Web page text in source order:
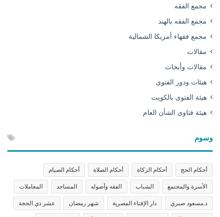
مجمع الفقه
مجمع الفقه بالهند
مجمع فقهاء أمريكا الشمالية
مقالات
مقالات وأبحاث
هيئات ودور الفتوى
هيئة الفتوى بالكويت
هيئة فتاوى الشأن العام
وسوم
أحكام الحج أحكام الزكاة أحكام الصلاة أحكام الصيام
الأسرة والمجتمع الشباب الفقه وأصوله المساجد المعاملات
د.مسعود صبري دار الإفتاء المصرية شهر رمضان عشر ذي الحجة